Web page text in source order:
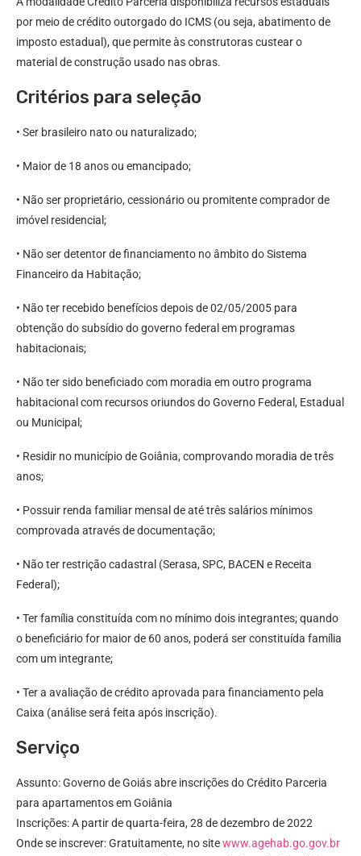
por meio de crédito outorgado do ICMS (ou seja, abatimento de
imposto estadual), que permite às construtoras custear o
material de construção usado nas obras.
Critérios para seleção
• Ser brasileiro nato ou naturalizado;
• Maior de 18 anos ou emancipado;
• Não ser proprietário, cessionário ou promitente comprador de
imóvel residencial;
• Não ser detentor de financiamento no âmbito do Sistema
Financeiro da Habitação;
• Não ter recebido benefícios depois de 02/05/2005 para
obtenção do subsídio do governo federal em programas
habitacionais;
• Não ter sido beneficiado com moradia em outro programa
habitacional com recursos oriundos do Governo Federal, Estadual
ou Municipal;
• Residir no município de Goiânia, comprovando moradia de três
anos;
• Possuir renda familiar mensal de até três salários mínimos
comprovada através de documentação;
• Não ter restrição cadastral (Serasa, SPC, BACEN e Receita
Federal);
• Ter família constituída com no mínimo dois integrantes; quando
o beneficiário for maior de 60 anos, poderá ser constituída família
com um integrante;
• Ter a avaliação de crédito aprovada para financiamento pela
Caixa (análise será feita após inscrição).
Serviço
Assunto: Governo de Goiás abre inscrições do Crédito Parceria
para apartamentos em Goiânia
Inscrições: A partir de quarta-feira, 28 de dezembro de 2022
Onde se inscrever: Gratuitamente, no sitewww.agehab.go.gov.br